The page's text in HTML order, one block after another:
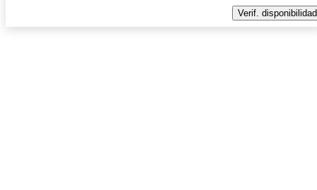
Verif. disponibilidad